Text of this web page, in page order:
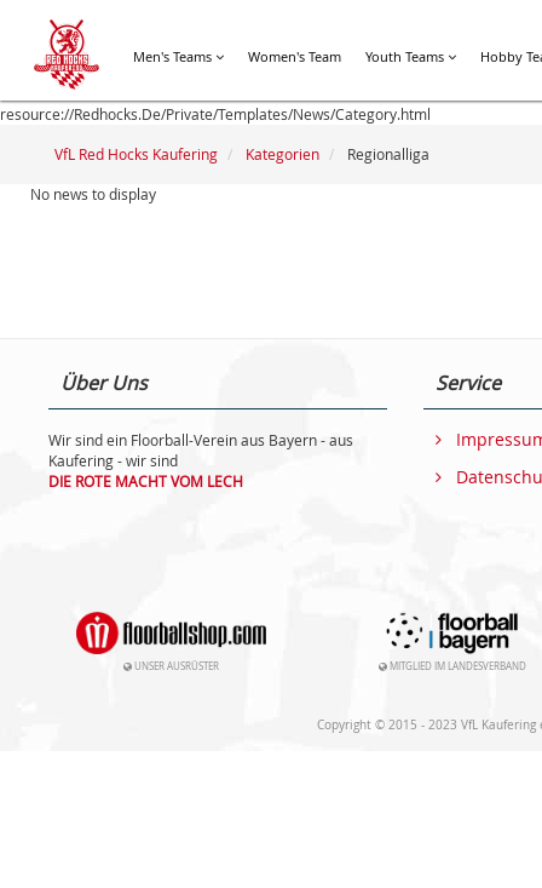
resource://Redhocks.De/Private/Templates/News/Category.html
Men's Teams Women's Team Youth Teams Hobby
VfL Red Hocks Kaufering Kategorien Regionalliga
No news to display
Über Uns
Wir sind ein Floorball-Verein aus Bayern - aus
Kaufering - wir sind
DIE ROTE MACHT VOM LECH
Service
UNSER AUSRÜSTER MITGLIED IM LANDESVERBAND
Copyright © 2015 - 2023 VfL